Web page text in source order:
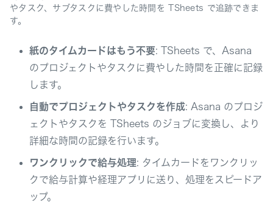
やタスク、サブタスクに費やした時間を TSheets で追跡できま
す。
紙のタイムカードはもう不要: TSheets で、Asana
のプロジェクトやタスクに費やした時間を正確に記録
します。
自動でプロジェクトやタスクを作成: Asana のプロジ
ェクトやタスクを TSheets のジョブに変換し、より
詳細な時間の記録を行います。
ワンクリックで給与処理: タイムカードをワンクリッ
クで給与計算や経理アプリに送り、処理をスピードア
ップ。